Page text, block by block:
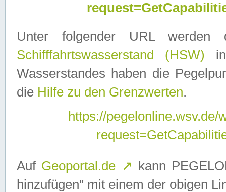
Unter folgender URL
Schifffahrtswasserstand (HSW)
Wasserstandes haben die
die Hilfe zu den Grenzwerten.
https://
Auf Geoportal.de ↗ kann
hinzufügen" mit einem der obigen